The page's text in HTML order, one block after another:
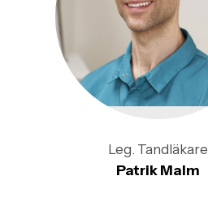
Leg. Tandläkare
Patrik Malm